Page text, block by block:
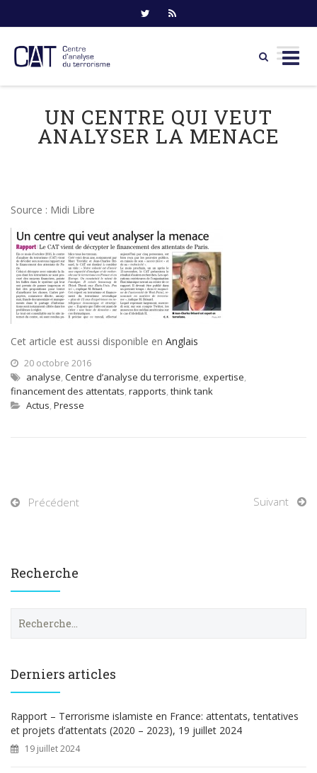
UN CENTRE QUI VEUT
ANALYSER LA MENACE
Source : Midi Libre
Cet article est aussi disponible en Anglais
20 octobre 2016
analyse, Centre d’analyse du terrorisme, expertise,
financement des attentats, rapports, think tank
Actus, Presse
Précédent Suivant
Recherche
e
h
e
r
Derniers articles
Rapport – Terrorisme islamiste en France: attentats, tentatives
et projets d’attentats (2020 – 2023), 19 juillet 2024
19 juillet 2024